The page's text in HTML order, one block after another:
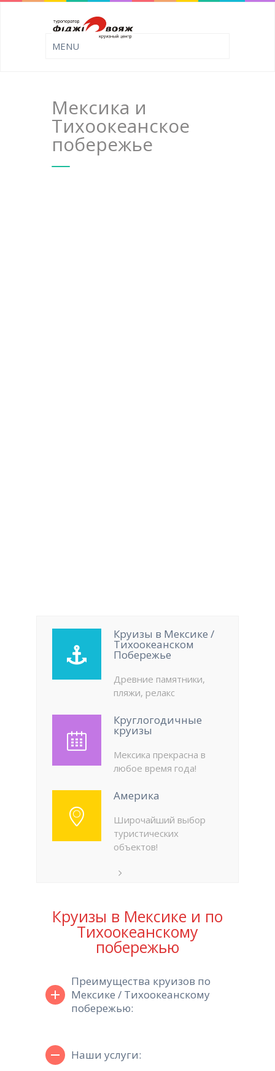
Мексика и
Тихоокеанское
побережье
Круизы в Мексике /
Тихоокеанском
Побережье
Древние памятники,
пляжи, релакс
Круглогодичные
круизы
Мексика прекрасна в
любое время года!
Америка
Широчайший выбор
туристических
объектов!
Круизы в Мексике и по
Тихоокеанскому
побережью
Преимущества круизов по
Мексике / Тихоокеанскому
побережью:
Наши услуги: